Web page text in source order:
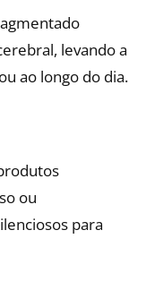
levando a
ao longo do dia.
ou
para